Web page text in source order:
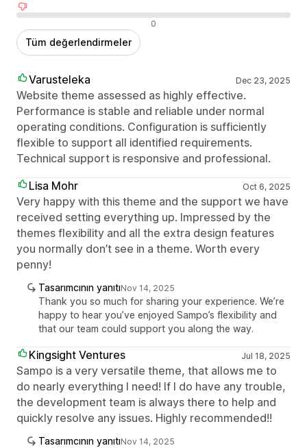
0
Tüm değerlendirmeler
Varusteleka Dec 23, 2025
Website theme assessed as highly effective.
Performance is stable and reliable under normal
operating conditions. Configuration is sufficiently
flexible to support all identified requirements.
Technical support is responsive and professional.
Lisa Mohr
Oct 6, 2025
Very happy with this theme and the support we have
received setting everything up. Impressed by the
themes flexibility and all the extra design features
you normally don’t see in a theme. Worth every
penny!
Tasarımcının yanıtıNov 14, 2025
Thank you so much for sharing your experience. We’re
happy to hear you’ve enjoyed Sampo’s flexibility and
that our team could support you along the way.
Kingsight Ventures Jul 18, 2025
Sampo is a very versatile theme, that allows me to
do nearly everything I need! If I do have any trouble,
the development team is always there to help and
quickly resolve any issues. Highly recommended!!
Tasarımcının yanıtıNov 14, 2025